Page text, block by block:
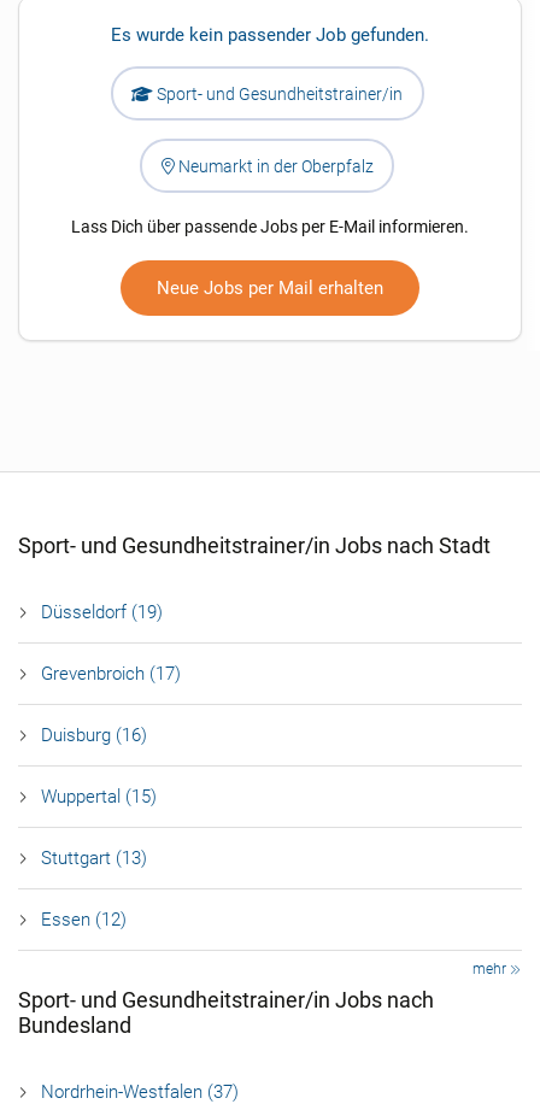
Es wurde kein passender Job gefunden.
Sport- und Gesundheitstrainer/in
Neumarkt in der Oberpfalz
Lass Dich über passende Jobs per E-Mail informieren.
Neue Jobs per Mail erhalten
Sport- und Gesundheitstrainer/in Jobs nach Stadt
Düsseldorf (19)
Grevenbroich (17)
Duisburg (16)
Wuppertal (15)
Stuttgart (13)
Essen (12)
mehr
Sport- und Gesundheitstrainer/in Jobs nach
Bundesland
Nordrhein-Westfalen (37)